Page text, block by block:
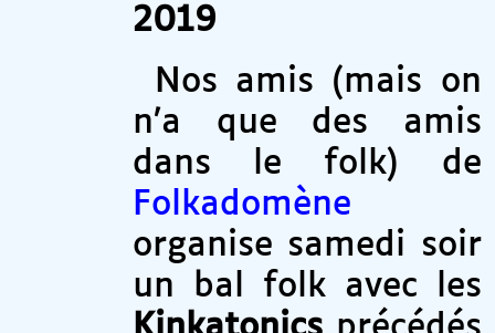
2019
Nos amis (mais on
n’a que des amis
dans le folk) de
Folkadomène
organise samedi soir
un bal folk avec les